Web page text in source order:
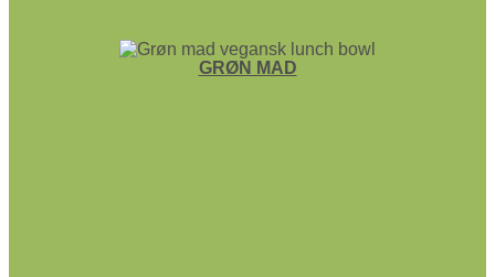
GRØN MAD